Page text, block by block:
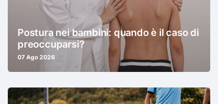
Postura nei bambini: quando è il caso di
preoccuparsi?
07 Ago 2026